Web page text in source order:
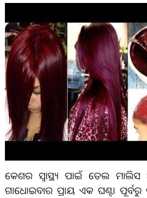
କେଶର ସ୍ୱାସ୍ଥ୍ୟ ପାଇଁ ତେଲ ମାଲିସ
ଗାଧୋଇବାର ପ୍ରାୟ ଏକ ଘଣ୍ଟା